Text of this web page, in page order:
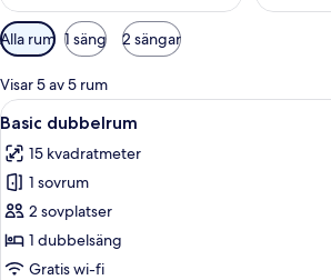
Tillgängliga
filter
för
rum
Alla rum 1 säng 2 sängar
Visar 5 av 5 rum
Öppna
alla
foton
för
Basic
dubbelrum
Ett
7
Basic dubbelrum
15 kvadratmeter
1 sovrum
2 sovplatser
1 dubbelsäng
Gratis wi-fi